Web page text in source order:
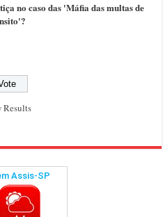
no caso das 'Máfia das multas de
Results